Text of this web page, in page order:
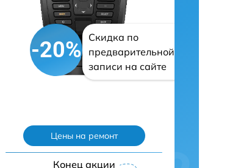
-20%
Скидка по
предварительной
записи на сайте
Цены на ремонт
Конец акции